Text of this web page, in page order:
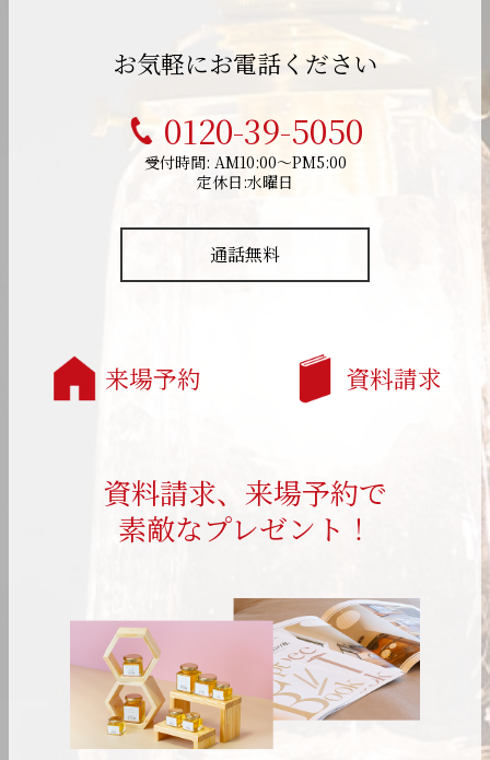
お気軽にお電話ください
0120-39-5050
受付時間: AM10:00～PM5:00
定休日:水曜日
通話無料
来場予約 資料請求
資料請求、来場予約で
素敵なプレゼント！